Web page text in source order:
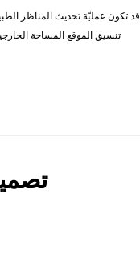
قد تكون عمليّة تحديث المناظر
تنسيق الموقع المساحة